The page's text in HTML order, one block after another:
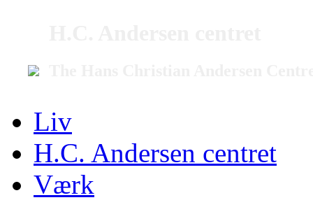
Liv
H.C. Andersen centret
Værk